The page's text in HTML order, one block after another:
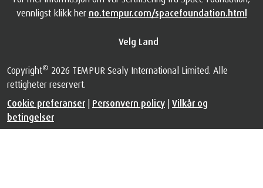
vennligst klikk her no.tempur.com/spacefoundation.html
Velg Land
Copyright© 2026 TEMPUR Sealy International Limited. Alle
rettigheter reservert.
Cookie preferanser
Personvern policy Vilkår og
betingelser